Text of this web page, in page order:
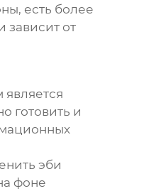
есть более
зависит от
готовить и
эби
фоне